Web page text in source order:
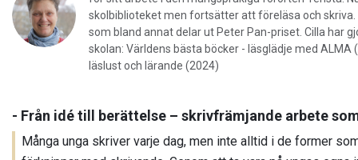
skolbiblioteket men fortsätter att föreläsa och skriva.
som bland annat delar ut Peter Pan-priset. Cilla har
skolan: Världens bästa böcker - läsglädje med
läslust och lärande (2024)
- Från idé till berättelse – skrivfrämjande arbete
Många unga skriver varje dag, men inte alltid i de former